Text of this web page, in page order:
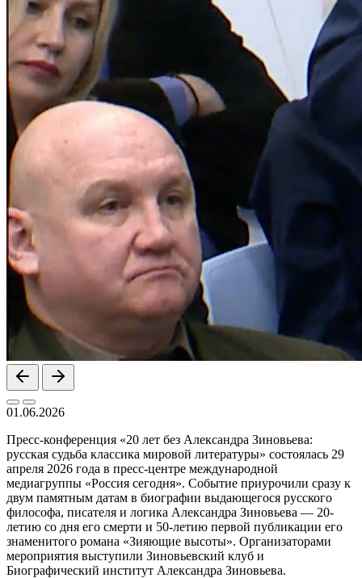
01.06.2026
Пресс-конференция «20 лет без Александра Зиновьева:
русская судьба классика мировой литературы» состоялась 29
апреля 2026 года в пресс-центре международной
медиагруппы «Россия сегодня». Событие приурочили сразу к
двум памятным датам в биографии выдающегося русского
философа, писателя и логика Александра Зиновьева — 20-
летию со дня его смерти и 50-летию первой публикации его
знаменитого романа «Зияющие высоты». Организаторами
мероприятия выступили Зиновьевский клуб и
Биографический институт Александра Зиновьева.